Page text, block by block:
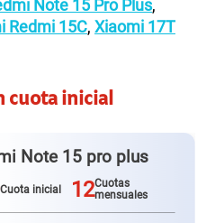
Note 15 Pro Plus,
Redmi 15C, Xiaomi 17T
cuota inicial
Redmi Note 15
S/0Cuota inicial